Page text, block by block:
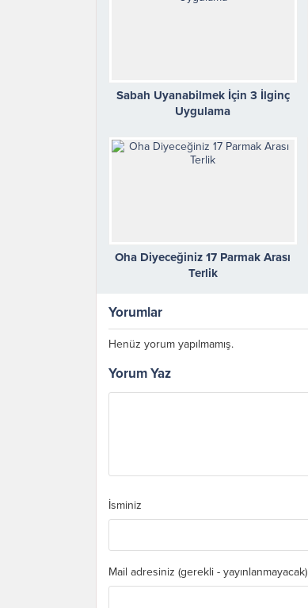
Sabah Uyanabilmek İçin 3 İlginç
Uygulama
Oha Diyeceğiniz 17 Parmak Arası
Terlik
Yorumlar
Henüz yorum yapılmamış.
Yorum Yaz
İsminiz
Mail adresiniz (gerekli - yayınlanmayacak)